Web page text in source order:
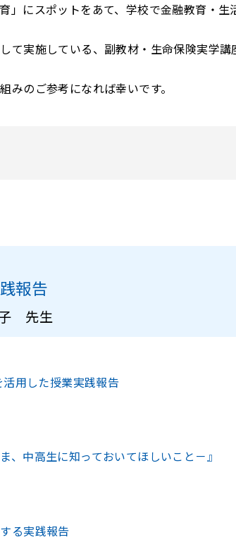
にスポットをあて、学校で金融教育・生
て実施している、副教材・生命保険実学
のご参考になれば幸いです。
報告
先生
用した授業実践報告
中高生に知っておいてほしいこと－』
る実践報告